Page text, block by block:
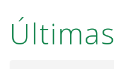
Últimas